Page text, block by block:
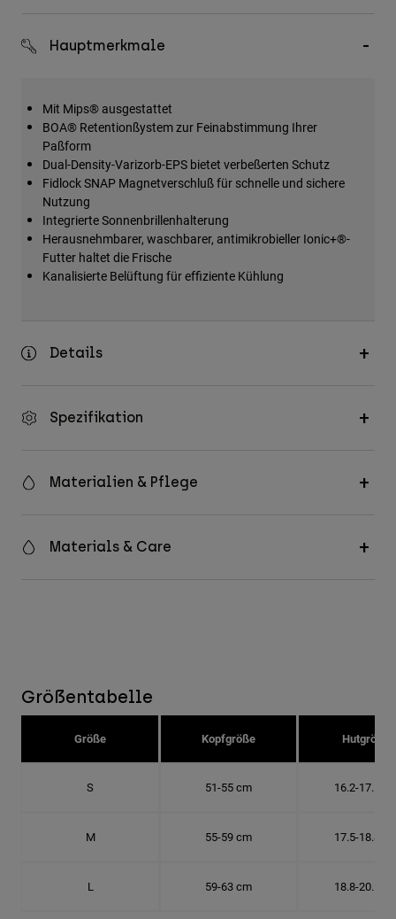
Alles in Accessoires
Hüte & Mützen
Alle anzeigen
Hauptmerkmale
Mit Mips® ausgestattet
BOA® Retentionßystem zur Feinabstimmung Ihrer
Paßform
Dual-Density-Varizorb-EPS bietet verbeßerten Schutz
Fidlock SNAP Magnetverschluß für schnelle und sichere
Nutzung
Integrierte Sonnenbrillenhalterung
Herausnehmbarer, waschbarer, antimikrobieller Ionic+®-
Futter haltet die Frische
Kanalisierte Belüftung für effiziente Kühlung
Details
Spezifikation
Materialien & Pflege
Materials & Care
Größentabelle
Größe Kopfgröße Hutgröße
S 51-55 cm 16.2-17.5
M 55-59 cm 17.5-18.8
L 59-63 cm 18.8-20.1